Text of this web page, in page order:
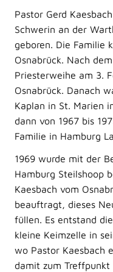
Pastor Gerd
Schwerin an der
geboren. Die Familie
Osnabrück. Nach
Priesterweihe am 3.
Osnabrück. Danach
Kaplan in St. Marien
dann von 1967 bis
Familie in Hamburg
1969 wurde mit der
Hamburg Steilshoop
Kaesbach vom
beauftragt, dieses
füllen. Es entstand
kleine Keimzelle in
wo Pastor Kaesbach
damit zum